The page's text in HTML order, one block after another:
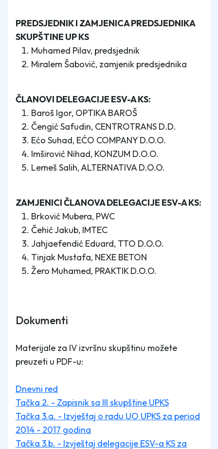
PREDSJEDNIK I ZAMJENICA PREDSJEDNIKA
SKUPŠTINE UP KS
Muhamed Pilav, predsjednik
Miralem Šabović, zamjenik predsjednika
ČLANOVI DELEGACIJE ESV-A KS:
Baroš Igor, OPTIKA BAROŠ
Čengić Safudin, CENTROTRANS D.D.
Ećo Suhad, EĆO COMPANY D.O.O.
Imširović Nihad, KONZUM D.O.O.
Lemeš Salih, ALTERNATIVA D.O.O.
ZAMJENICI ČLANOVA DELEGACIJE ESV-A KS:
Brković Mubera, PWC
Čehić Jakub, IMTEC
Jahjaefendić Eduard, TTO D.O.O.
Tinjak Mustafa, NEXE BETON
Žero Muhamed, PRAKTIK D.O.O.
Dokumenti
Materijale za IV izvršnu skupštinu možete
preuzeti u PDF-u:
Dnevni red
Tačka 2. - Zapisnik sa III skupštine UPKS
Tačka 3.a. - Izvještaj o radu UO UPKS za period
2014 - 2017 godina
Tačka 3.b. - Izvještaj delegacije ESV-a KS za